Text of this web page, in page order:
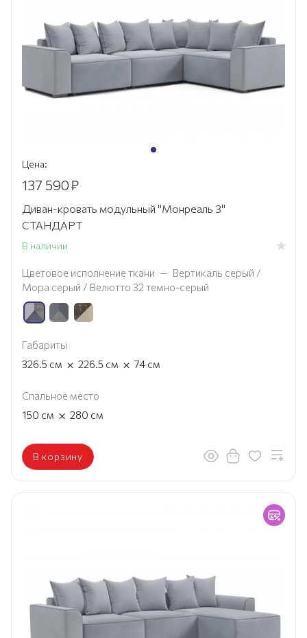
Цена:
137 590₽
Диван-кровать модульный "Монреаль 3"
СТАНДАРТ
В наличии
Цветовое исполнение ткани — Вертикаль серый /
Мора серый / Велютто 32 темно-серый
Габариты
326.5 см × 226.5 см × 74 см
Спальное место
150 см × 280 см
В корзину